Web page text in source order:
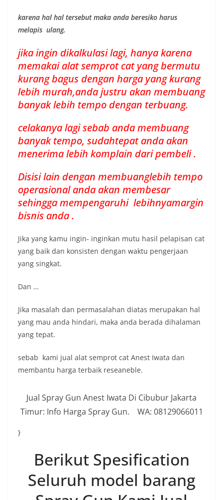
karena hal hal tersebut maka anda beresiko harus
melapis ulang.
jika ingin dikalkulasi lagi, hanya karena
memakai alat semprot cat yang bermutu
kurang bagus dengan harga yang kurang
lebih murah,anda justru akan membuang
banyak lebih tempo dengan terbuang.
celakanya lagi sebab anda membuang
banyak tempo, sudahtepat anda akan
menerima lebih komplain dari pembeli .
Disisi lain dengan membuanglebih tempo
operasional anda akan membesar
sehingga mempengaruhi lebihnyamargin
bisnis anda .
Jika yang kamu ingin- inginkan mutu hasil pelapisan cat
yang baik dan konsisten dengan waktu pengerjaan
yang singkat.
Dan …
Jika masalah dan permasalahan diatas merupakan hal
yang mau anda hindari, maka anda berada dihalaman
yang tepat.
sebab kami jual alat semprot cat Anest Iwata dan
membantu harga terbaik reseaneble.
Jual Spray Gun Anest Iwata Di Cibubur Jakarta
Timur: Info Harga Spray Gun. WA: 08129066011
}
Berikut Spesification
Seluruh model barang